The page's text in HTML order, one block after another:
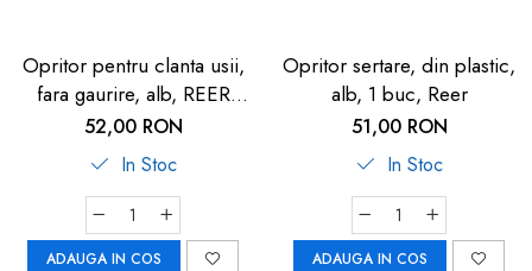
Opritor pentru clanta usii,
fara gaurire, alb, REER
70110
52,00 RON
In Stoc
ADAUGA IN COS
Opritor sertare, din plastic,
alb, 1 buc, Reer
51,00 RON
In Stoc
ADAUGA IN COS